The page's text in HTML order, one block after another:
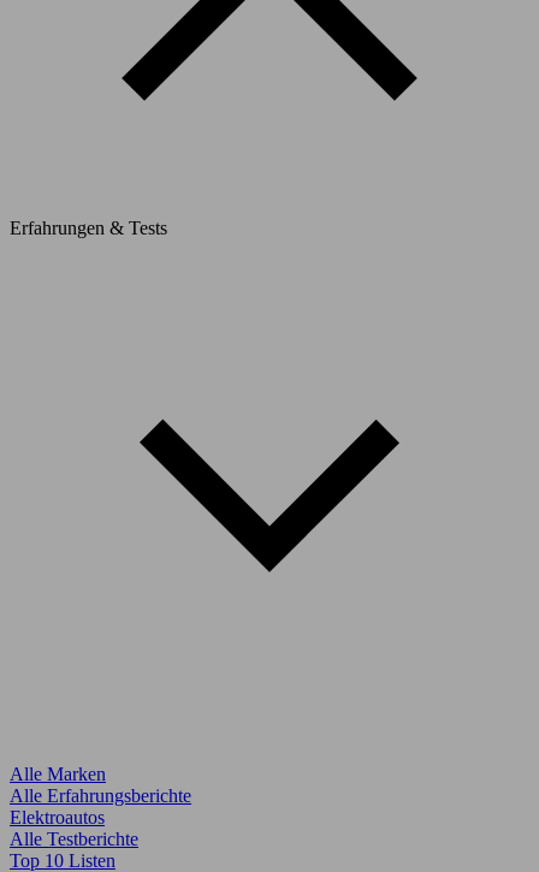
Erfahrungen & Tests
Alle Marken
Alle Erfahrungsberichte
Elektroautos
Alle Testberichte
Top 10 Listen